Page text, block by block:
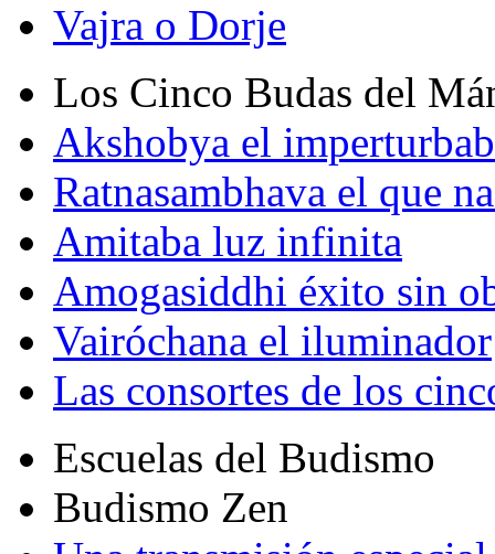
Vajra o Dorje
Los Cinco Budas del
Akshobya el
Ratnasambhava el que
Amitaba luz infinita
Amogasiddhi éxito sin
Vairóchana el iluminador
Las consortes de los
Escuelas del Budismo
Budismo Zen